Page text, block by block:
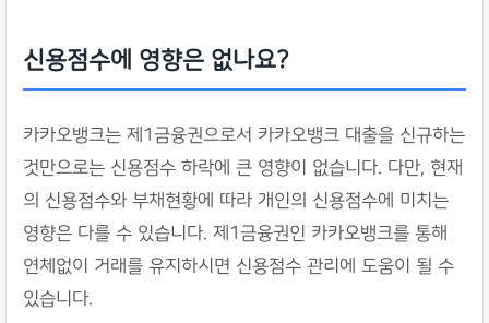
신용점수에 영향은 없나요?
카카오뱅크는 제1금융권으로서 카카오뱅크 대출을 신규하는
것만으로는 신용점수 하락에 큰 영향이 없습니다. 다만, 현재
의 신용점수와 부채현황에 따라 개인의 신용점수에 미치는
영향은 다를 수 있습니다. 제1금융권인 카카오뱅크를 통해
연체없이 거래를 유지하시면 신용점수 관리에 도움이 될 수
있습니다.